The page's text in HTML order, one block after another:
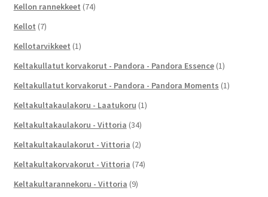
Kellon rannekkeet (74)
Kellot (7)
Kellotarvikkeet (1)
Keltakullatut korvakorut - Pandora - Pandora Essence (1)
Keltakullatut korvakorut - Pandora - Pandora Moments (1)
Keltakultakaulakoru - Laatukoru (1)
Keltakultakaulakoru - Vittoria (34)
Keltakultakaulakorut - Vittoria (2)
Keltakultakorvakorut - Vittoria (74)
Keltakultarannekoru - Vittoria (9)